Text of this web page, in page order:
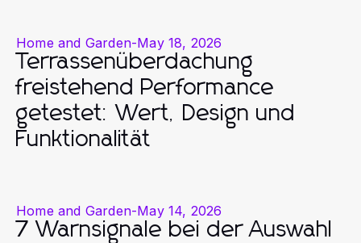
Home and Garden-May 18, 2026
Terrassenüberdachung
freistehend Performance
getestet: Wert, Design und
Funktionalität
Home and Garden-May 14, 2026
7 Warnsignale bei der Auswahl